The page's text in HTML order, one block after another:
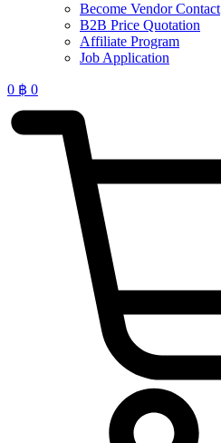
Become Vendor Contact
B2B Price Quotation
Affiliate Program
Job Application
0 ฿ 0